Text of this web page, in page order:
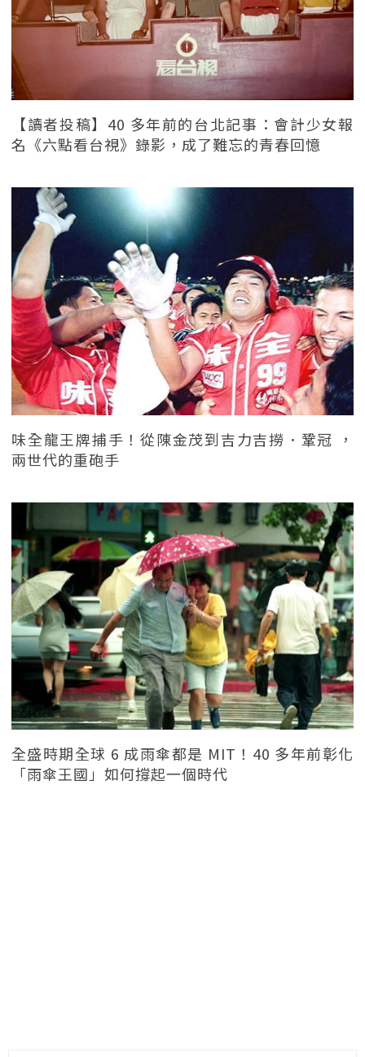
【讀者投稿】40 多年前的台北記事：會計少女報
名《六點看台視》錄影，成了難忘的青春回憶
味全龍王牌捕手！從陳金茂到吉力吉撈．鞏冠 ，
兩世代的重砲手
全盛時期全球 6 成雨傘都是 MIT！40 多年前彰化
「雨傘王國」如何撐起一個時代